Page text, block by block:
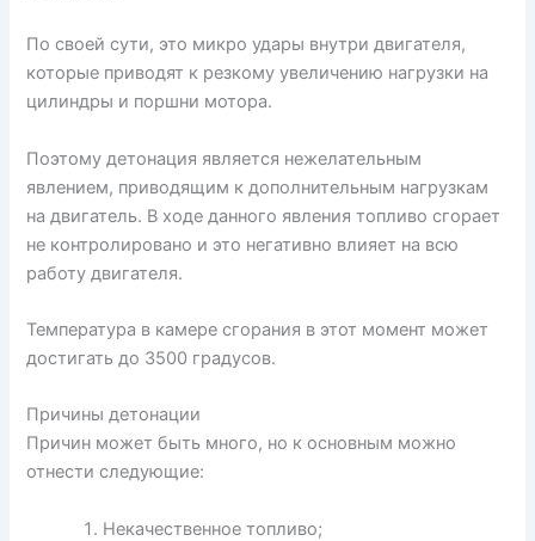
По своей сути, это микро удары внутри двигателя,
которые приводят к резкому увеличению нагрузки на
цилиндры и поршни мотора.
Поэтому детонация является нежелательным
явлением, приводящим к дополнительным нагрузкам
на двигатель. В ходе данного явления топливо сгорает
не контролировано и это негативно влияет на всю
работу двигателя.
Температура в камере сгорания в этот момент может
достигать до 3500 градусов.
Причины детонации
Причин может быть много, но к основным можно
отнести следующие:
Некачественное топливо;